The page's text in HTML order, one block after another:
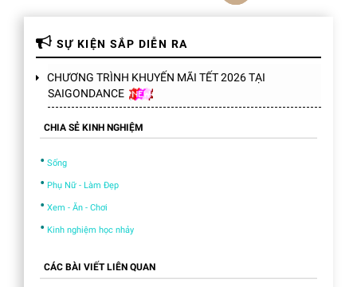
SỰ KIỆN SẮP DIỄN RA
CHƯƠNG TRÌNH KHUYẾN MÃI TẾT 2026 TẠI
SAIGONDANCE
CHIA SẺ KINH NGHIỆM
• Sống
• Phụ Nữ - Làm Đẹp
• Xem - Ăn - Chơi
• Kinh nghiệm học nhảy
CÁC BÀI VIẾT LIÊN QUAN